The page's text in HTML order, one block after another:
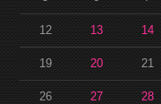
12 13 14
19 20 21
26 27 28